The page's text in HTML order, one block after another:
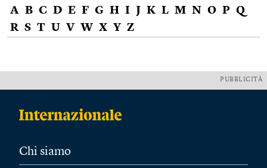
A B C D E F G H I J K L M N O P Q
R S T U V W X Y Z
PUBBLICITÀ
Chi siamo